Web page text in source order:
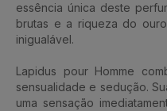
essência única deste
brutas e a riqueza do
inigualável.
Lapidus pour Homme
sensualidade e sedução.
uma sensação